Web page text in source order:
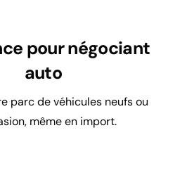
pour négociant
auto
parc de véhicules neufs ou
même en import.